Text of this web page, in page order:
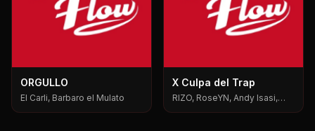
ORGULLO
El Carli, Barbaro el Mulato
X Culpa del Trap
RIZO, RoseYN, Andy Isasi,